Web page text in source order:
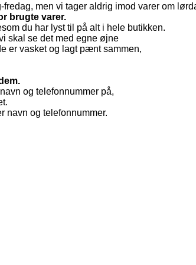
men vi tager aldrig imod varer om
brugte varer.
du har lyst til på alt i hele butikken.
skal se det med egne øjne
er vasket og lagt pænt sammen,
og telefonnummer på,
navn og telefonnummer.